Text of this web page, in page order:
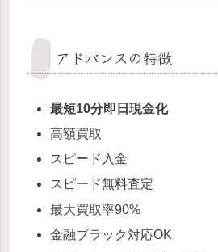
アドバンスの特徴
最短10分即日現金化
高額買取
スピード入金
スピード無料査定
最大買取率90%
金融ブラック対応OK